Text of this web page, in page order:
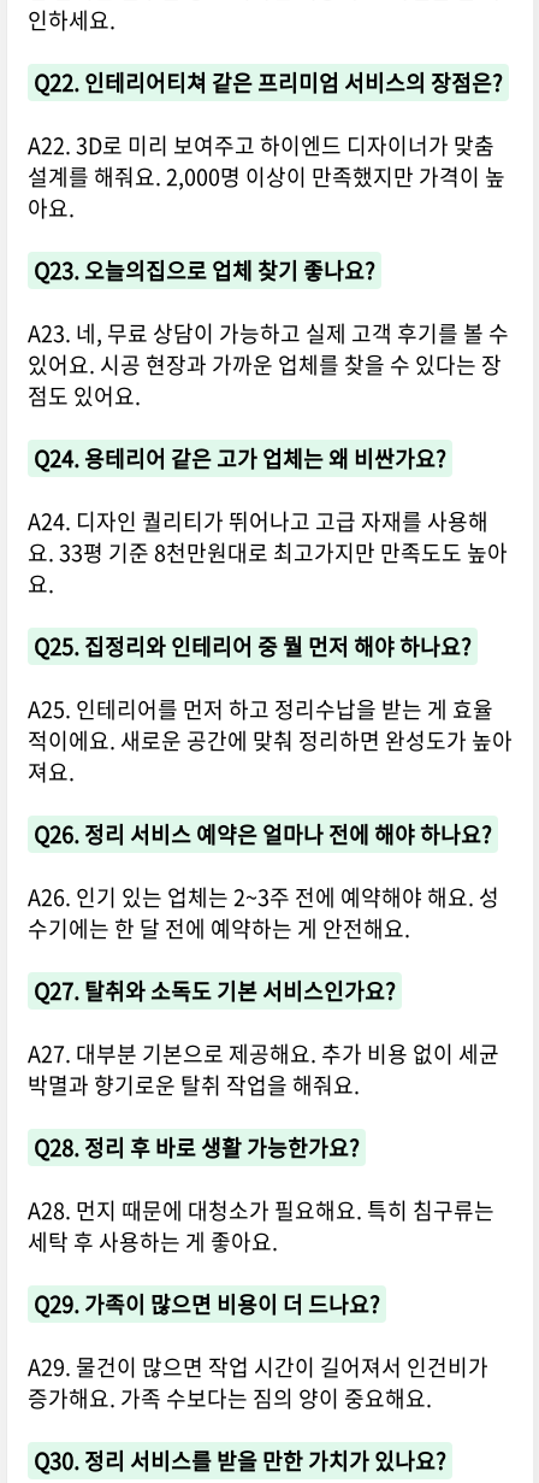
인하세요.
Q22. 인테리어티쳐 같은 프리미엄 서비스의 장점은?
A22. 3D로 미리 보여주고 하이엔드 디자이너가 맞춤
설계를 해줘요. 2,000명 이상이 만족했지만 가격이 높
아요.
Q23. 오늘의집으로 업체 찾기 좋나요?
A23. 네, 무료 상담이 가능하고 실제 고객 후기를 볼 수
있어요. 시공 현장과 가까운 업체를 찾을 수 있다는 장
점도 있어요.
Q24. 용테리어 같은 고가 업체는 왜 비싼가요?
A24. 디자인 퀄리티가 뛰어나고 고급 자재를 사용해
요. 33평 기준 8천만원대로 최고가지만 만족도도 높아
요.
Q25. 집정리와 인테리어 중 뭘 먼저 해야 하나요?
A25. 인테리어를 먼저 하고 정리수납을 받는 게 효율
적이에요. 새로운 공간에 맞춰 정리하면 완성도가 높아
져요.
Q26. 정리 서비스 예약은 얼마나 전에 해야 하나요?
A26. 인기 있는 업체는 2~3주 전에 예약해야 해요. 성
수기에는 한 달 전에 예약하는 게 안전해요.
Q27. 탈취와 소독도 기본 서비스인가요?
A27. 대부분 기본으로 제공해요. 추가 비용 없이 세균
박멸과 향기로운 탈취 작업을 해줘요.
Q28. 정리 후 바로 생활 가능한가요?
A28. 먼지 때문에 대청소가 필요해요. 특히 침구류는
세탁 후 사용하는 게 좋아요.
Q29. 가족이 많으면 비용이 더 드나요?
A29. 물건이 많으면 작업 시간이 길어져서 인건비가
증가해요. 가족 수보다는 짐의 양이 중요해요.
Q30. 정리 서비스를 받을 만한 가치가 있나요?